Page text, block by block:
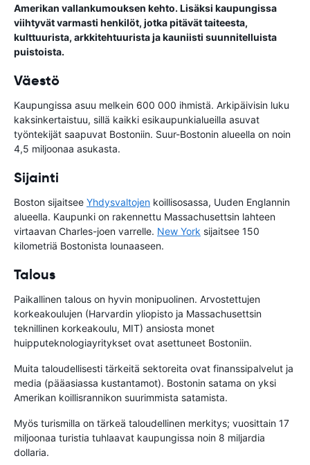
Amerikan vallankumouksen kehto. Lisäksi kaupungissa
viihtyvät varmasti henkilöt, jotka pitävät taiteesta,
kulttuurista, arkkitehtuurista ja kauniisti suunnitelluista
puistoista.
Väestö
Kaupungissa asuu melkein 600 000 ihmistä. Arkipäivisin luku
kaksinkertaistuu, sillä kaikki esikaupunkialueilla asuvat
työntekijät saapuvat Bostoniin. Suur-Bostonin alueella on noin
4,5 miljoonaa asukasta.
Sijainti
Boston sijaitsee Yhdysvaltojen koillisosassa, Uuden Englannin
alueella. Kaupunki on rakennettu Massachusettsin lahteen
virtaavan Charles-joen varrelle. New York sijaitsee 150
kilometriä Bostonista lounaaseen.
Talous
Paikallinen talous on hyvin monipuolinen. Arvostettujen
korkeakoulujen (Harvardin yliopisto ja Massachusettsin
teknillinen korkeakoulu, MIT) ansiosta monet
huipputeknologiayritykset ovat asettuneet Bostoniin.
Muita taloudellisesti tärkeitä sektoreita ovat finanssipalvelut ja
media (pääasiassa kustantamot). Bostonin satama on yksi
Amerikan koillisrannikon suurimmista satamista.
Myös turismilla on tärkeä taloudellinen merkitys; vuosittain 17
miljoonaa turistia tuhlaavat kaupungissa noin 8 miljardia
dollaria.